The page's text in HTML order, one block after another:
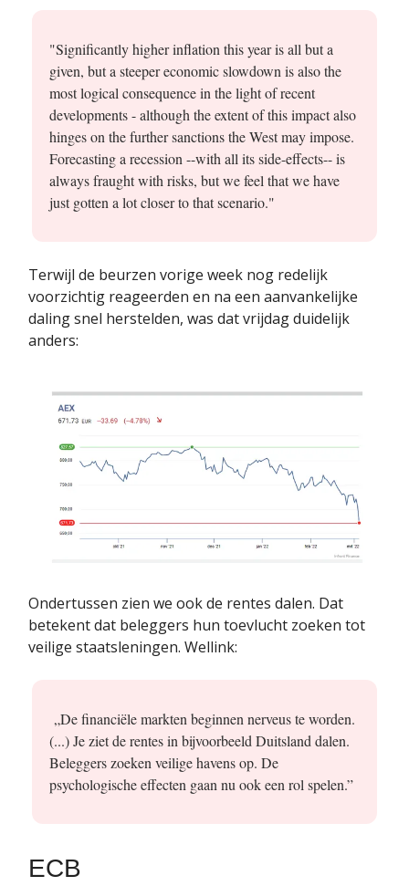
"Significantly higher inflation this year is all but a
given, but a steeper economic slowdown is also the
most logical consequence in the light of recent
developments - although the extent of this impact also
hinges on the further sanctions the West may impose.
Forecasting a recession --with all its side-effects-- is
always fraught with risks, but we feel that we have
just gotten a lot closer to that scenario."
Terwijl de beurzen vorige week nog redelijk
voorzichtig reageerden en na een aanvankelijke
daling snel herstelden, was dat vrijdag duidelijk
anders:
Ondertussen zien we ook de rentes dalen. Dat
betekent dat beleggers hun toevlucht zoeken tot
veilige staatsleningen. Wellink:
„De financiële markten beginnen nerveus te worden.
(...) Je ziet de rentes in bijvoorbeeld Duitsland dalen.
Beleggers zoeken veilige havens op. De
psychologische effecten gaan nu ook een rol spelen.”
ECB